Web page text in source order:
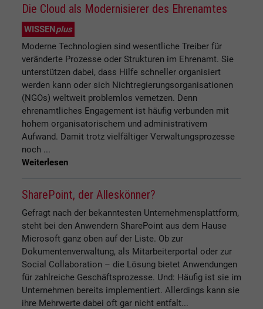
Die Cloud als Modernisierer des Ehrenamtes
WISSENplus
Moderne Technologien sind wesentliche Treiber für
veränderte Prozesse oder Strukturen im Ehrenamt. Sie
unterstützen dabei, dass Hilfe schneller organisiert
werden kann oder sich Nichtregierungsorganisationen
(NGOs) weltweit problemlos vernetzen. Denn
ehrenamtliches Engagement ist häufig verbunden mit
hohem organisatorischem und administrativem
Aufwand. Damit trotz vielfältiger Verwaltungsprozesse
noch ...
Weiterlesen
SharePoint, der Alleskönner?
Gefragt nach der bekanntesten Unternehmensplattform,
steht bei den Anwendern SharePoint aus dem Hause
Microsoft ganz oben auf der Liste. Ob zur
Dokumentenverwaltung, als Mitarbeiterportal oder zur
Social Collaboration – die Lösung bietet Anwendungen
für zahlreiche Geschäftsprozesse. Und: Häufig ist sie im
Unternehmen bereits implementiert. Allerdings kann sie
ihre Mehrwerte dabei oft gar nicht entfalt...